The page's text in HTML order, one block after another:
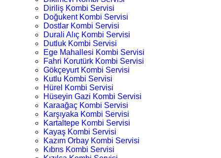
Diriliş Kombi Servisi
Doğukent Kombi Servisi
Dostlar Kombi Servisi
Durali Alıç Kombi Servisi
Dutluk Kombi Servisi
Ege Mahallesi Kombi Servisi
Fahri Korutürk Kombi Servisi
Gökçeyurt Kombi Servisi
Kutlu Kombi Servisi
Hürel Kombi Servisi
Hüseyin Gazi Kombi Servisi
Karaağaç Kombi Servisi
Karşıyaka Kombi Servisi
Kartaltepe Kombi Servisi
Kayaş Kombi Servisi
Kazım Orbay Kombi Servisi
Kıbrıs Kombi Servisi